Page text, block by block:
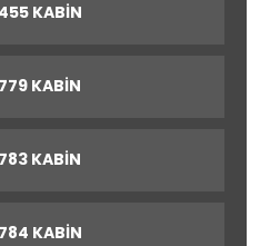
KABİN
KABİN
KABİN
KABİN